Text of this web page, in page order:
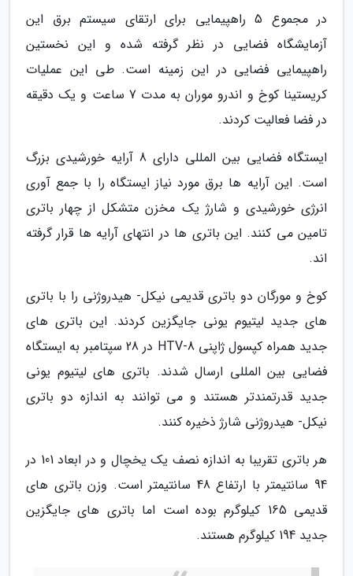
در مجموع 5 راهپیمایی برای ارتقای سیستم برق این
آزمایشگاه فضایی در نظر گرفته شده و این نخستین
راهپیمایی فضایی در این زمینه است. طی این عملیات
کریستینا کوخ و اندرو موران به مدت 7 ساعت و یک دقیقه
در فضا فعالیت کردند.
ایستگاه فضایی بین المللی دارای 8 آرایه خورشیدی بزرگ
است. این آرایه ها برق مورد نیاز ایستگاه را با جمع آوری
انرژی خورشیدی و شارژ یک مخزن متشکل از چهار باتری
تامین می کنند. این باتری ها در انتهای آرایه ها قرار گرفته
اند.
کوخ و مورگان دو باتری قدیمی نیکل- هیدروژنی را با باتری
های جدید لیتیوم یونی جایگزین کردند. این باتری های
جدید همراه کپسول ژاپنی HTV-8 در 28 سپتامبر به ایستگاه
فضایی بین المللی ارسال شدند. باتری های لیتیوم یونی
جدید قدرتمندتر هستند و می توانند به اندازه دو باتری
نیکل- هیدروژنی شارژ ذخیره کنند.
هر باتری تقریبا به اندازه نصف یک یخچال و در ابعاد 101 در
94 سانتیمتر با ارتفاع 48 سانتیمتر است. وزن باتری های
قدیمی 165 کیلوگرم بوده است اما باتری های جایگزین
جدید 194 کیلوگرم هستند.